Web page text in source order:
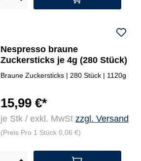
Nespresso braune
Zuckersticks je 4g (280 Stück)
Braune Zuckersticks | 280 Stück | 1120g
15,99 €*
je Stk / exkl. MwSt zzgl. Versand
(Preis Pro 1 Stück 0,06 €)